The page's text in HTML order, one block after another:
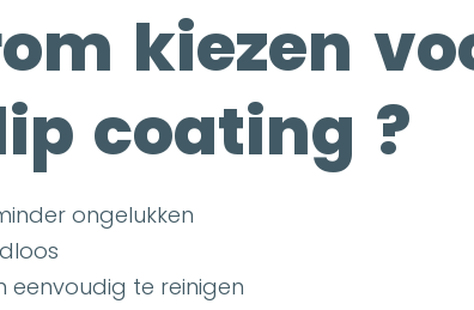
kiezen
coating ?
ongelukken
eenvoudig te reinigen